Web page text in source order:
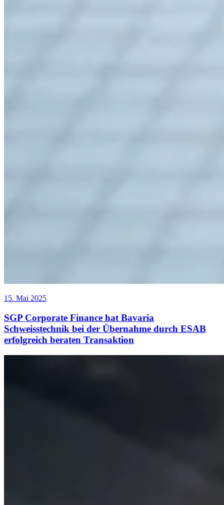
15. Mai 2025
SGP Corporate Finance hat Bavaria
Schweisstechnik bei der Übernahme durch ESAB
erfolgreich beraten Transaktion